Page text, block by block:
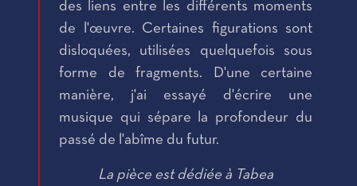
des liens entre les différents moments
de l'œuvre. Certaines figurations sont
disloquées, utilisées quelquefois sous
forme de fragments. D'une certaine
manière, j'ai essayé d'écrire une
musique qui sépare la profondeur du
passé de l'abîme du futur.
La pièce est dédiée à Tabea